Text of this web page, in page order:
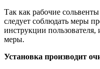
Так как рабочие
следует соблюдать меры
инструкции
меры.
Установка производит